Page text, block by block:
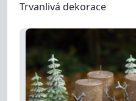
Trvanlivá dekorace